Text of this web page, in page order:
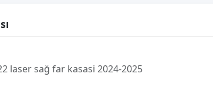
laser sağ far kasasi 2024-2025